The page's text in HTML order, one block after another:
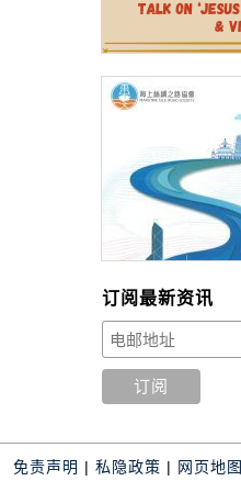
订阅最新资讯
免责声明 | 私隐政策 | 网页地图